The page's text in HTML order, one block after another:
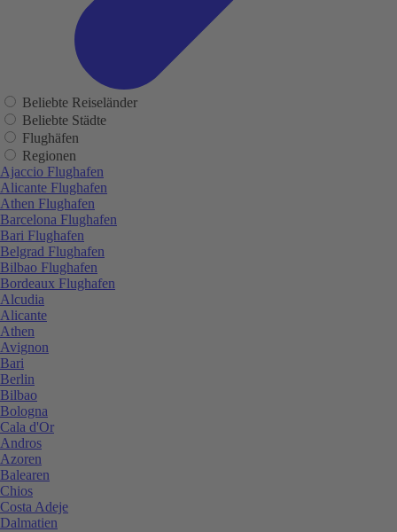
Beliebte Reiseländer
Beliebte Städte
Flughäfen
Regionen
Ajaccio Flughafen
Alicante Flughafen
Athen Flughafen
Barcelona Flughafen
Bari Flughafen
Belgrad Flughafen
Bilbao Flughafen
Bordeaux Flughafen
Alcudia
Alicante
Athen
Avignon
Bari
Berlin
Bilbao
Bologna
Cala d'Or
Andros
Azoren
Balearen
Chios
Costa Adeje
Dalmatien